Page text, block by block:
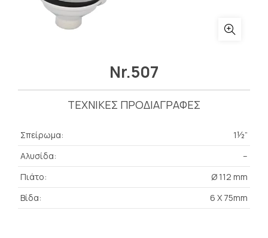
Nr.507
ΤΕΧΝΙΚΕΣ ΠΡΟΔΙΑΓΡΑΦΕΣ
Σπείρωμα:
1½”
Αλυσίδα:
–
Πιάτο:
Ø 112 mm
Βίδα:
6 X 75mm